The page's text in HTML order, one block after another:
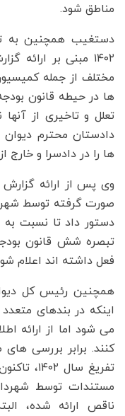
مناطق شود.
دستغیب همچنین به
۱۴۰۲ مبنی بر
ها در حیطه قانون
تعلل و تاخیری از
دادستان محترم
ها را در دادسرا و خارج
وی پس از ارائه
صورت گرفته توسط
دستور داد تا نسبت به
تبصره شش قانون
فعل داشته اند اعلام
همچنین رئیس کل
اینکه در بندهای
می شود اما از ارائه
کنند. برابر بررسی
مستندات توسط
ناقص ارائه شده،